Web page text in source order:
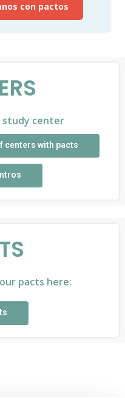
con pactos
study center
centers with pacts
pacts here: